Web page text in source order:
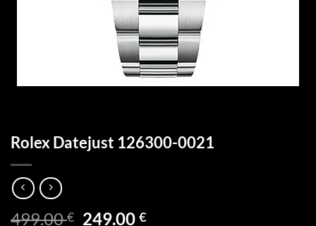
Rolex Datejust 126300-0021
499.00€ Ursprünglicher
249.00€Aktueller